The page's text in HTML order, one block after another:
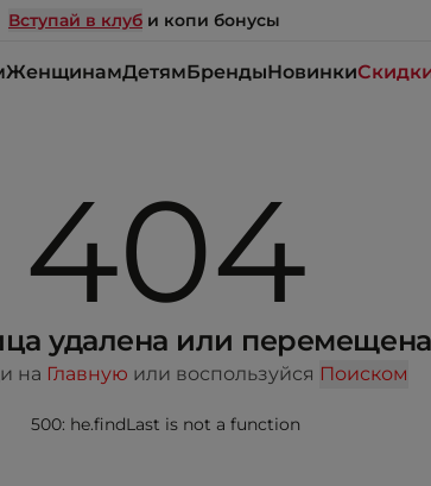
Вступай в клуб и копи бонусы
ЖенщинамДетямБрендыНовинки
404
удалена или перемещена
на Главную или воспользуйся Поиском
500: he.findLast is not a function